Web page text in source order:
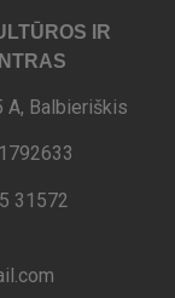
IR
A, Balbieriškis
31572